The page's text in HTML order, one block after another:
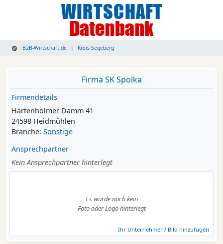
B2B-Wirtschaft.de Kreis Segeberg
Firma SK Spolka
Firmendetails
Hartenholmer Damm 41
24598 Heidmühlen
Branche: Sonstige
Ansprechpartner
Kein Ansprechpartner hinterlegt
Es wurde noch kein
Foto oder Logo hinterlegt
Ihr Unternehmen? Bild hinzufügen